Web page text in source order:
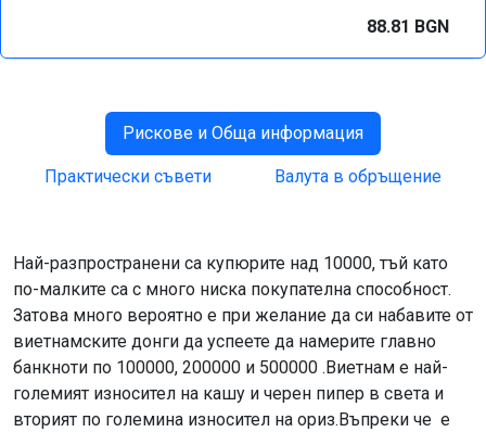
88.81 BGN
Рискове и Обща информация
Практически съвети Валута в обръщение
Най-разпространени са купюрите над 10000, тъй като
по-малките са с много ниска покупателна способност.
Затова много вероятно е при желание да си набавите от
виетнамските донги да успеете да намерите главно
банкноти по 100000, 200000 и 500000 .Виетнам е най-
големият износител на кашу и черен пипер в света и
вторият по големина износител на ориз.Въпреки че е